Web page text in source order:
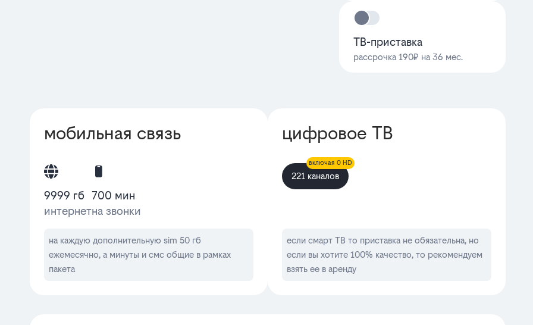
ТВ-приставка
рассрочка 190₽ на 36 мес.
мобильная связь
9999 гб
интернет
700 мин
на звонки
на каждую дополнительную sim 50 гб
ежемесячно, а минуты и смс общие в рамках
пакета
цифровое ТВ
221 каналов
включая 0 HD
если смарт ТВ то приставка не обязательна, но
если вы хотите 100% качество, то рекомендуем
взять ее в аренду